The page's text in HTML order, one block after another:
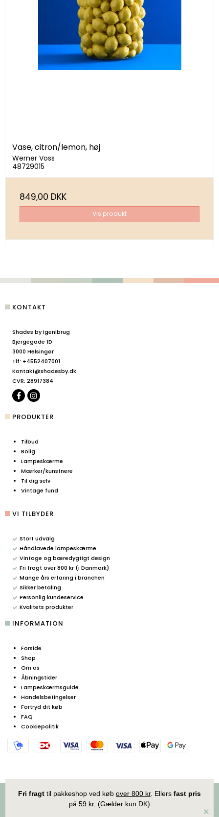
Vase, citron/lemon, høj
Werner Voss
48729015
849,00 DKK
Vis produkt
KONTAKT
Shades by IgenIbrug
Bjergegade 1D
3000 Helsingør
Tlf: +4552407001
Kontakt@shadesby.dk
CVR: 28917384
PRODUKTER
Tilbud
Bolig
Lampeskærme
Mærker/kunstnere
Til dig selv
Vintage fund
VI TILBYDER
Stort udvalg
Håndlavede lampeskærme
Vintage og bæredygtigt design
Fri fragt over 800 kr (i Danmark)
Mange års erfaring i branchen
Sikker betaling
Personlig kundeservice
Kvalitets produkter
INFORMATION
Forside
Shop
Om os
Åbningstider
Lampeskærmsguide
Handelsbetingelser
Fortryd dit køb
FAQ
Cookiepolitik
Copyright © 2025 | Igenibrug